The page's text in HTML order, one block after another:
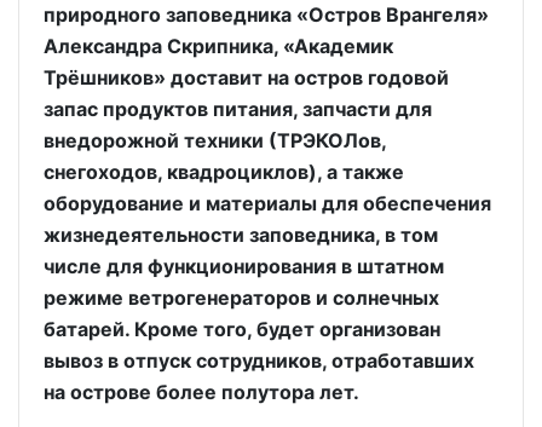
природного заповедника «Остров Врангеля»
Александра Скрипника, «Академик
Трёшников» доставит на остров годовой
запас продуктов питания, запчасти для
внедорожной техники (ТРЭКОЛов,
снегоходов, квадроциклов), а также
оборудование и материалы для обеспечения
жизнедеятельности заповедника, в том
числе для функционирования в штатном
режиме ветрогенераторов и солнечных
батарей. Кроме того, будет организован
вывоз в отпуск сотрудников, отработавших
на острове более полутора лет.